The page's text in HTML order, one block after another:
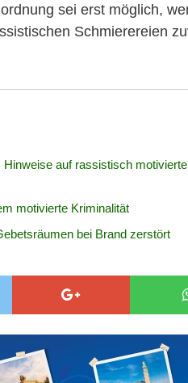
sei erst möglich,
Schmierereien
Hinweise auf rassistisch motivierte
motivierte Kriminalität
bei Brand zerstört